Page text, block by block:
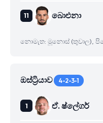
බාෙඑනා
නොමැත: මූනොස් (තුවාල),
ඔස්ට්‍රියාව 4-2-3-1
ඒ. ෂ්ලේගර්